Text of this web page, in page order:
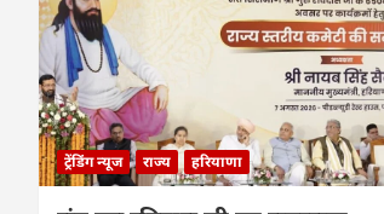
ट्रेंडिंग न्यूज राज्य हरियाणा